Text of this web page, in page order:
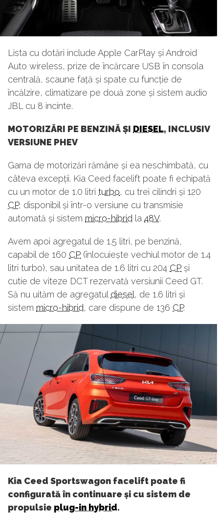
Lista cu dotări include Apple CarPlay și Android
Auto wireless, prize de încărcare USB în consola
centrală, scaune față și spate cu funcție de
încălzire, climatizare pe două zone și sistem audio
JBL cu 8 incinte.
MOTORIZĂRI PE BENZINĂ ȘI DIESEL, INCLUSIV
VERSIUNE PHEV
Gama de motorizări rămâne și ea neschimbată, cu
câteva excepții. Kia Ceed facelift poate fi echipată
cu un motor de 1.0 litri turbo, cu trei cilindri și 120
CP, disponibil și într-o versiune cu transmisie
automată și sistem micro-hibrid la 48V.
Avem apoi agregatul de 1.5 litri, pe benzină,
capabil de 160 CP (înlocuiește vechiul motor de 1.4
litri turbo), sau unitatea de 1.6 litri cu 204 CP și
cutie de viteze DCT rezervată versiunii Ceed GT.
Să nu uităm de agregatul diesel , de 1.6 litri și
sistem micro-hibrid, care dispune de 136 CP.
Kia Ceed Sportswagon facelift poate fi
configurată în continuare și cu sistem de
propulsie plug-in hybrid.